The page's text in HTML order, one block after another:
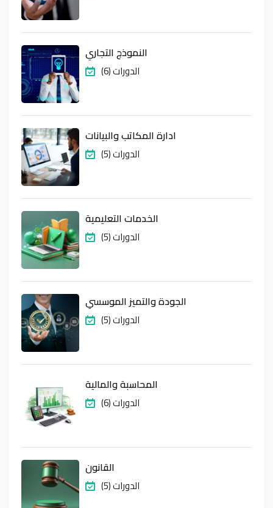
النموذج التجاري
(6) الدورات
ادارة المكاتب والبيانات
(5) الدورات
الخدمات التعليمية
(5) الدورات
الجودة والتميز الموسسي
(5) الدورات
المحاسبة والمالية
(6) الدورات
القانون
(5) الدورات